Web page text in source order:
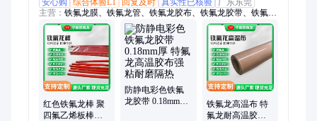
安心购
综合体验L1 回复及时 真实性已核验
广东东莞
主营： 铁氟龙膜、铁氟龙管、铁氟龙胶布、铁氟龙胶带、铁氟龙
布
红色铁氟龙棒 聚
四氟乙烯板棒管
防静电彩色铁氟
龙胶带 0.18mm厚
铁氟龙高温布 特
氟龙耐高温胶带